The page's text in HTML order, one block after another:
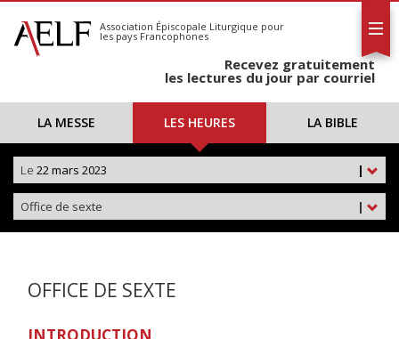
S'abonner
Calendrier
Association Épiscopale Liturgique pour
les pays Francophones
Recevez gratuitement
les lectures du jour par courriel
LA MESSE LES HEURES LA BIBLE
|
Le 22 mars 2023
|
Office de sexte
OFFICE DE SEXTE